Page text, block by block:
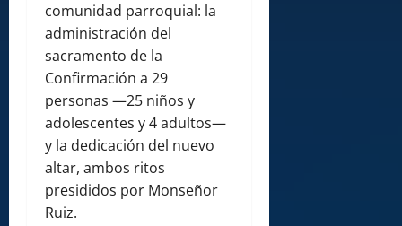
comunidad parroquial: la
administración del
sacramento de la
Confirmación a 29
personas —25 niños y
adolescentes y 4 adultos—
y la dedicación del nuevo
altar, ambos ritos
presididos por Monseñor
Ruiz.